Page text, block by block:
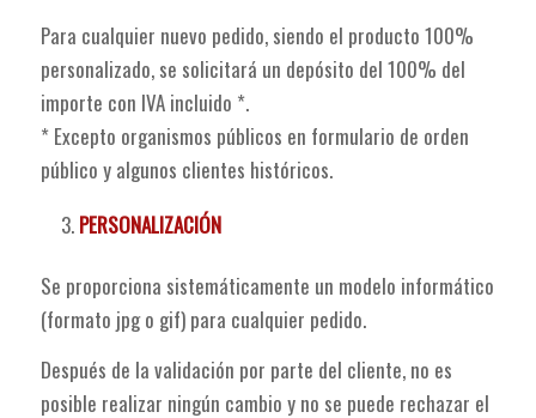
Para cualquier nuevo pedido, siendo el producto 100%
personalizado, se solicitará un depósito del 100% del
importe con IVA incluido *.
* Excepto organismos públicos en formulario de orden
público y algunos clientes históricos.
PERSONALIZACIÓN
Se proporciona sistemáticamente un modelo informático
(formato jpg o gif) para cualquier pedido.
Después de la validación por parte del cliente, no es
posible realizar ningún cambio y no se puede rechazar el